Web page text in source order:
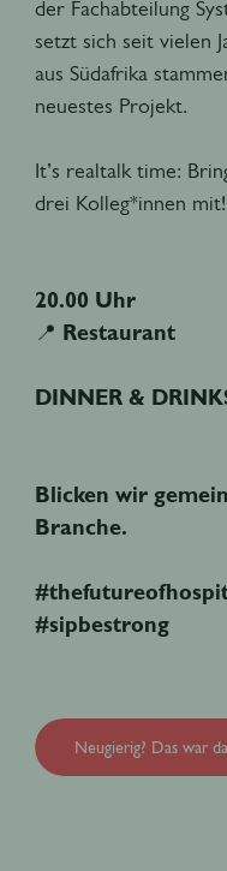
der Fachabteilung
setzt sich seit vielen
aus Südafrika
neuestes Projekt.
It’s realtalk time:
drei Kolleg*innen mit!
20.00 Uhr
📍 Restaurant
DINNER &
Blicken wir
Branche.
#sipbestrong
Neugierig? Das war